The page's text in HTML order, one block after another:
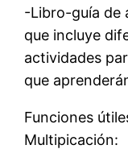
-Libro-guía de
que incluye
actividades
que
Funciones
Multipicación: